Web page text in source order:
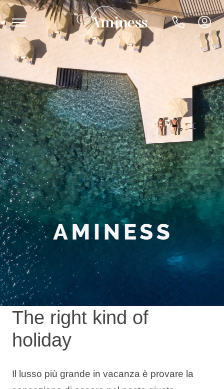
Hotel e resort
Campeggi
Offerte speciali
Destinazioni
Tipi di vacanza
Marchi
Programma Ami Loyalty
Blog
The right kind of
holiday
Il lusso più grande in vacanza è provare la